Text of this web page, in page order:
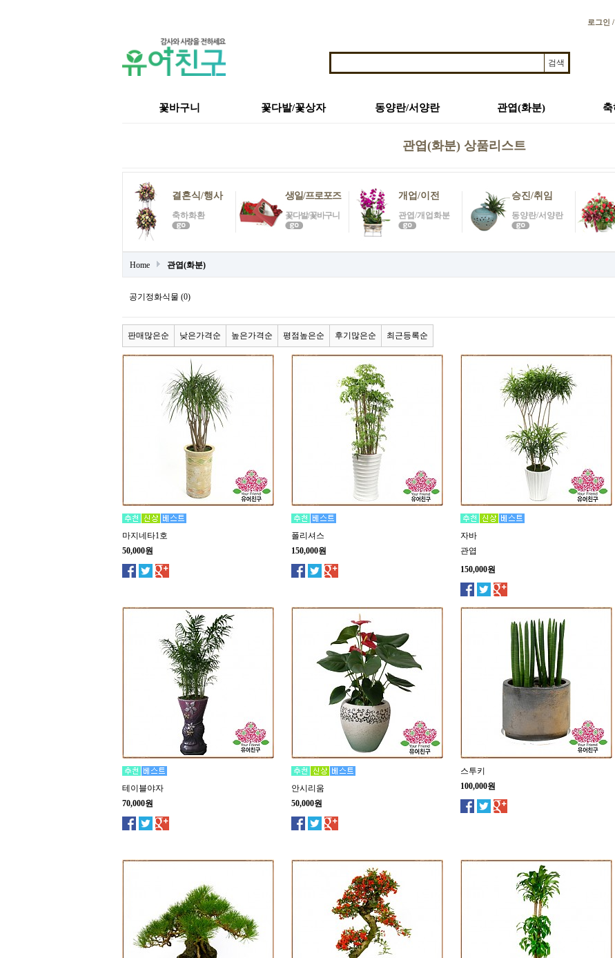
로그인 /
꽃바구니 꽃다발/꽃상자 동양란/서양란 관엽(화분)
관엽(화분) 상품리스트
결혼식/행사
축하화환
생일/프로포즈
꽃다발/꽃바구니
개업/이전
관엽/개업화분
승진/취임
동양란/서양란
Home 관엽(화분)
공기정화식물 (0)
판매많은순 낮은가격순 높은가격순 평점높은순 후기많은순 최근등록순
마지네타1호
50,000원
폴리셔스
150,000원
자바
관엽
150,000원
테이블야자
70,000원
안시리움
50,000원
스투키
100,000원